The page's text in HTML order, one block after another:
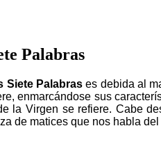
Palabras
Siete Palabrases debida al
enmarcándose sus
la Virgen se refiere. Cabe
de matices que nos habla